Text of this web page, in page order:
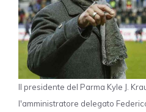
Il presidente del Parma Kyle J.
l'amministratore delegato